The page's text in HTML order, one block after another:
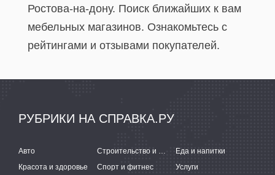
Ростова-на-дону. Поиск ближайших к вам
мебельных магазинов. Ознакомьтесь с
рейтингами и отзывами покупателей.
РУБРИКИ НА СПРАВКА.РУ
Авто Строительство и ремонт
Еда и напитки
Красота и здоровье
Спорт и фитнес
Услуги